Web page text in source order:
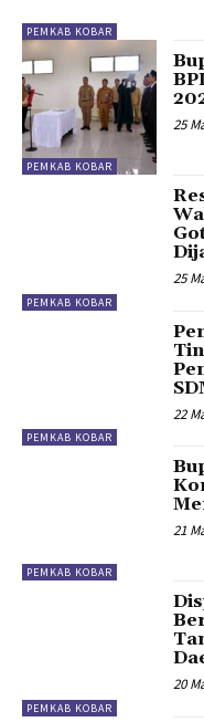
PEMKAB KOBAR
PEMKAB KOBAR
25
PEMKAB KOBAR
25
PEMKAB KOBAR
22
PEMKAB KOBAR
21
PEMKAB KOBAR
20